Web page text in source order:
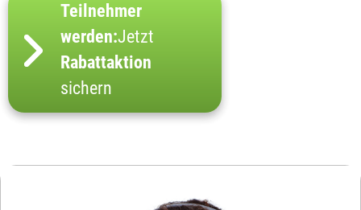
Teilnehmer
werden:Jetzt
Rabattaktion
sichern